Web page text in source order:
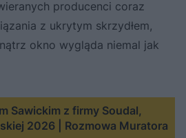
producenci coraz
z ukrytym skrzydłem,
okno wygląda niemal jak
Sawickim z firmy Soudal,
2026 | Rozmowa Muratora